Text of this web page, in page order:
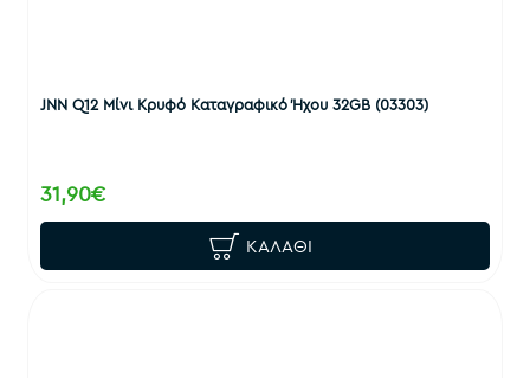
JNN Q12 Μίνι Κρυφό Καταγραφικό Ήχου 32GB (03303)
31,90€
ΚΑΛΆΘΙ